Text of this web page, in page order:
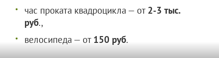
час проката квадроцикла — от 2-3 тыс.
руб.,
велосипеда — от 150 руб.